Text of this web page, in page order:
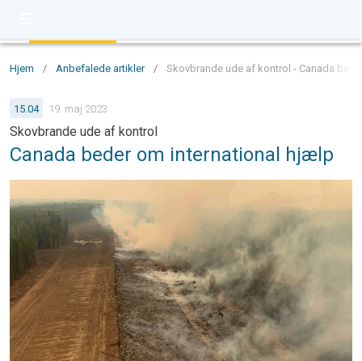
Hjem / Anbefalede artikler / Skovbrande ude af kontrol - Canada
15.04 19. maj 2023
Skovbrande ude af kontrol
Canada beder om international hjælp